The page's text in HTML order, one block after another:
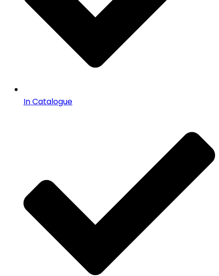
In Catalogue